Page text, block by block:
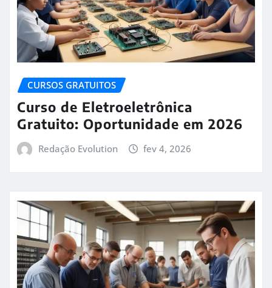
CURSOS GRATUITOS
Curso de Eletroeletrônica
Gratuito: Oportunidade em 2026
Redação Evolution fev 4, 2026